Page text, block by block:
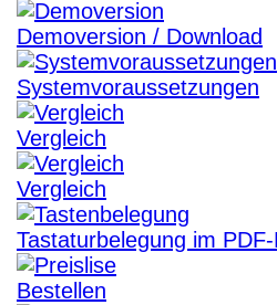
Demoversion / Download
Systemvoraussetzungen
Vergleich
Vergleich
Tastaturbelegung im
Bestellen